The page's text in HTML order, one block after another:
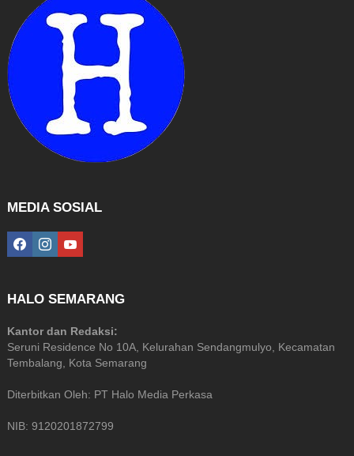
MEDIA SOSIAL
facebookinstagramyoutube
HALO SEMARANG
Kantor dan Redaksi:
Seruni Residence No 10A, Kelurahan Sendangmulyo, Kecamatan
Tembalang, Kota Semarang
Diterbitkan Oleh: PT Halo Media Perkasa
NIB: 9120201872799